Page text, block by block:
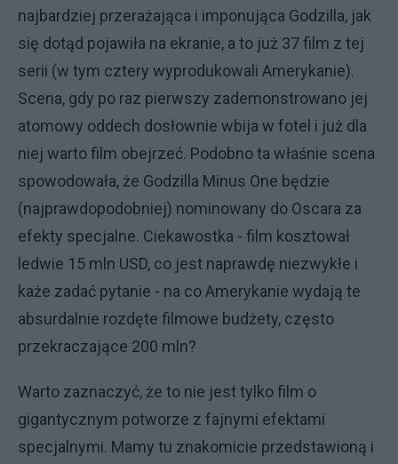
najbardziej przerażająca i imponująca Godzilla, jak
się dotąd pojawiła na ekranie, a to już 37 film z tej
serii (w tym cztery wyprodukowali Amerykanie).
Scena, gdy po raz pierwszy zademonstrowano jej
atomowy oddech dosłownie wbija w fotel i już dla
niej warto film obejrzeć. Podobno ta właśnie scena
spowodowała, że Godzilla Minus One będzie
(najprawdopodobniej) nominowany do Oscara za
efekty specjalne. Ciekawostka - film kosztował
ledwie 15 mln USD, co jest naprawdę niezwykłe i
każe zadać pytanie - na co Amerykanie wydają te
absurdalnie rozdęte filmowe budżety, często
przekraczające 200 mln?
Warto zaznaczyć, że to nie jest tylko film o
gigantycznym potworze z fajnymi efektami
specjalnymi. Mamy tu znakomicie przedstawioną i